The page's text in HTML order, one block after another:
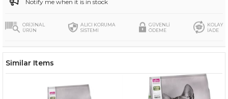
Notify me when it is in stock
ORİJİNAL
ÜRÜN
ALICI KORUMA
SİSTEMİ
GÜVENLİ
ÖDEME
KOLAY
İADE
Similar Items